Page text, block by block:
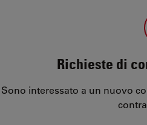
Richieste di
Sono interessato a un nuovo